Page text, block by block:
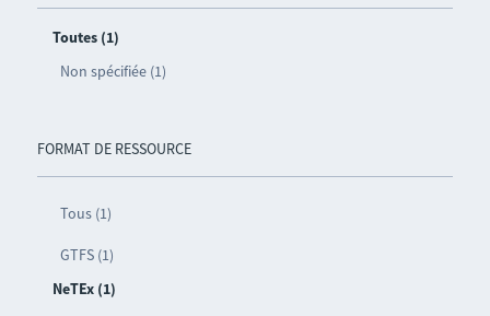
Toutes (1)
Non spécifiée (1)
FORMAT DE RESSOURCE
Tous (1)
GTFS (1)
NeTEx (1)